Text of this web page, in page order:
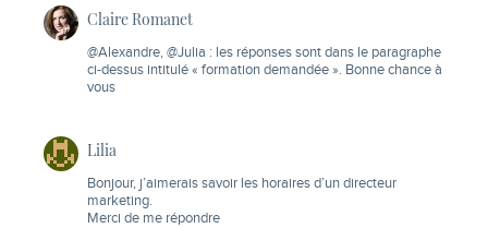
Claire Romanet
@Alexandre, @Julia : les réponses sont dans le paragraphe
ci-dessus intitulé « formation demandée ». Bonne chance à
vous
Lilia
Bonjour, j’aimerais savoir les horaires d’un directeur
marketing.
Merci de me répondre